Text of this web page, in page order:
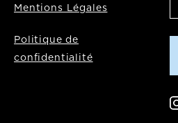
Mentions Légales
Politique de
confidentialité